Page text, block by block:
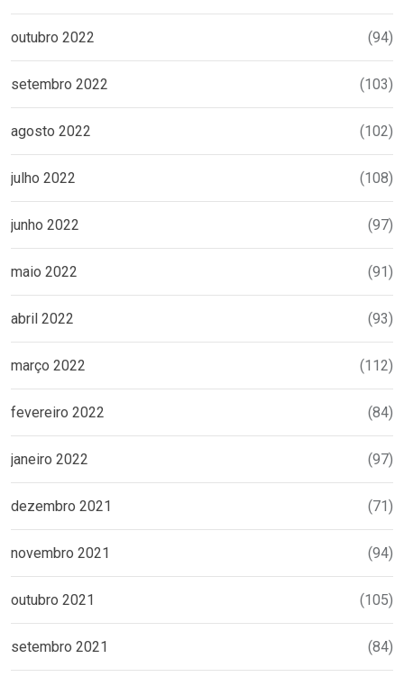
outubro 2022 (94)
setembro 2022 (103)
agosto 2022 (102)
julho 2022 (108)
junho 2022 (97)
maio 2022 (91)
abril 2022 (93)
março 2022 (112)
fevereiro 2022 (84)
janeiro 2022 (97)
dezembro 2021 (71)
novembro 2021 (94)
outubro 2021 (105)
setembro 2021 (84)